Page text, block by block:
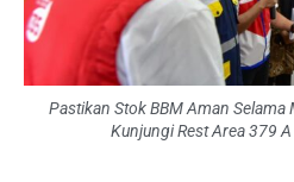
Pastikan Stok BBM Aman Selama
Kunjungi Rest Area 379